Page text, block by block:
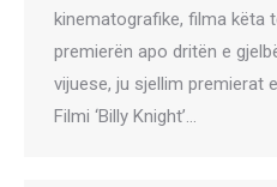
kinematografike, filma këta
premierën apo dritën e
vijuese, ju sjellim premierat
Filmi ‘Billy Knight’…